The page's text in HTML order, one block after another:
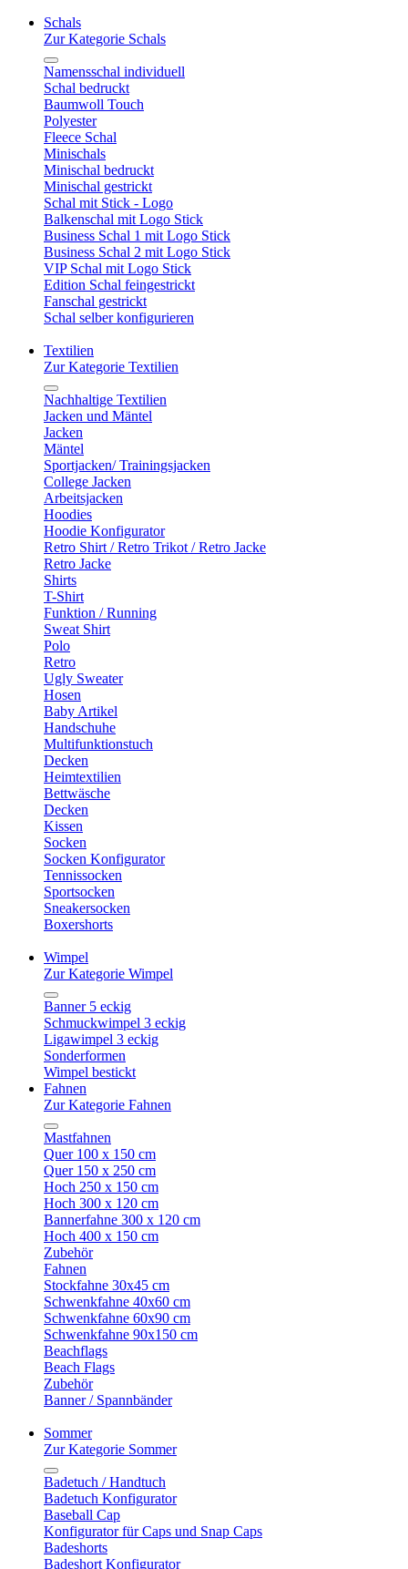
Schals
Zur Kategorie Schals
Namensschal individuell
Schal bedruckt
Baumwoll Touch
Polyester
Fleece Schal
Minischals
Minischal bedruckt
Minischal gestrickt
Schal mit Stick - Logo
Balkenschal mit Logo Stick
Business Schal 1 mit Logo Stick
Business Schal 2 mit Logo Stick
VIP Schal mit Logo Stick
Edition Schal feingestrickt
Fanschal gestrickt
Schal selber konfigurieren
Textilien
Zur Kategorie Textilien
Nachhaltige Textilien
Jacken und Mäntel
Jacken
Mäntel
Sportjacken/ Trainingsjacken
College Jacken
Arbeitsjacken
Hoodies
Hoodie Konfigurator
Retro Shirt / Retro Trikot / Retro Jacke
Retro Jacke
Shirts
T-Shirt
Funktion / Running
Sweat Shirt
Polo
Retro
Ugly Sweater
Hosen
Baby Artikel
Handschuhe
Multifunktionstuch
Decken
Heimtextilien
Bettwäsche
Decken
Kissen
Socken
Socken Konfigurator
Tennissocken
Sportsocken
Sneakersocken
Boxershorts
Wimpel
Zur Kategorie Wimpel
Banner 5 eckig
Schmuckwimpel 3 eckig
Ligawimpel 3 eckig
Sonderformen
Wimpel bestickt
Fahnen
Zur Kategorie Fahnen
Mastfahnen
Quer 100 x 150 cm
Quer 150 x 250 cm
Hoch 250 x 150 cm
Hoch 300 x 120 cm
Bannerfahne 300 x 120 cm
Hoch 400 x 150 cm
Zubehör
Fahnen
Stockfahne 30x45 cm
Schwenkfahne 40x60 cm
Schwenkfahne 60x90 cm
Schwenkfahne 90x150 cm
Beachflags
Beach Flags
Zubehör
Banner / Spannbänder
Sommer
Zur Kategorie Sommer
Badetuch / Handtuch
Badetuch Konfigurator
Baseball Cap
Konfigurator für Caps und Snap Caps
Badeshorts
Badeshort Konfigurator